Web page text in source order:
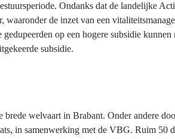
Ondanks dat de landelijke
de inzet van een
op een hogere subsidie kunnen
subsidie.
welvaart in Brabant. Onder andere
in samenwerking met de VBG. Ruim 50